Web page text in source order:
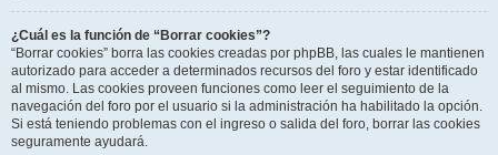
¿Cuál es la función de “Borrar cookies”?
“Borrar cookies” borra las cookies creadas por phpBB, las cuales le mantienen
autorizado para acceder a determinados recursos del foro y estar identificado
al mismo. Las cookies proveen funciones como leer el seguimiento de la
navegación del foro por el usuario si la administración ha habilitado la opción.
Si está teniendo problemas con el ingreso o salida del foro, borrar las cookies
seguramente ayudará.